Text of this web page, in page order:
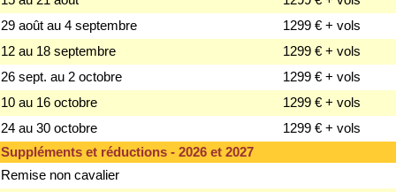
29 août au 4 septembre
1299 € + vols
12 au 18 septembre
1299 € + vols
26 sept. au 2 octobre
1299 € + vols
10 au 16 octobre
1299 € + vols
24 au 30 octobre
1299 € + vols
Suppléments et réductions - 2026 et 2027
Remise non cavalier